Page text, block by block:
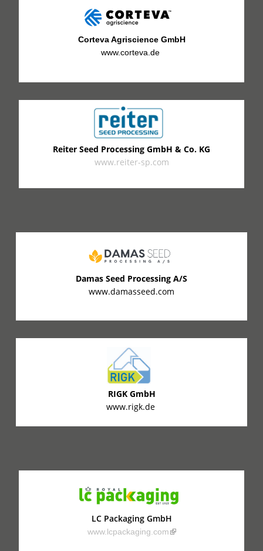
Corteva Agriscience GmbH
www.corteva.de
Reiter Seed Processing GmbH & Co. KG
www.reiter-sp.com
Damas Seed Processing A/S
www.damasseed.com
RIGK GmbH
www.rigk.de
LC Packaging GmbH
www.lcpackaging.com(link is external)